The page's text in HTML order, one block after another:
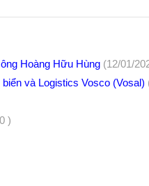
Hoàng Hữu Hùng (12/01/
và Logistics Vosco (Vosal)
)